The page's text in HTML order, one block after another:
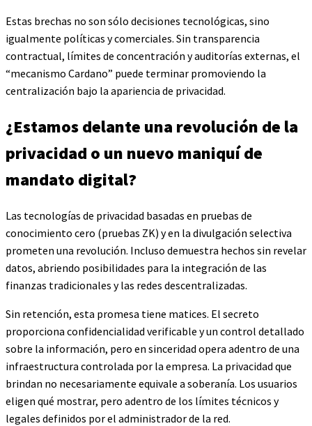
Estas brechas no son sólo decisiones tecnológicas, sino
igualmente políticas y comerciales. Sin transparencia
contractual, límites de concentración y auditorías externas, el
“mecanismo Cardano” puede terminar promoviendo la
centralización bajo la apariencia de privacidad.
¿Estamos delante una revolución de la
privacidad o un nuevo maniquí de
mandato digital?
Las tecnologías de privacidad basadas en pruebas de
conocimiento cero (pruebas ZK) y en la divulgación selectiva
prometen una revolución. Incluso demuestra hechos sin revelar
datos, abriendo posibilidades para la integración de las
finanzas tradicionales y las redes descentralizadas.
Sin retención, esta promesa tiene matices. El secreto
proporciona confidencialidad verificable y un control detallado
sobre la información, pero en sinceridad opera adentro de una
infraestructura controlada por la empresa. La privacidad que
brindan no necesariamente equivale a soberanía. Los usuarios
eligen qué mostrar, pero adentro de los límites técnicos y
legales definidos por el administrador de la red.